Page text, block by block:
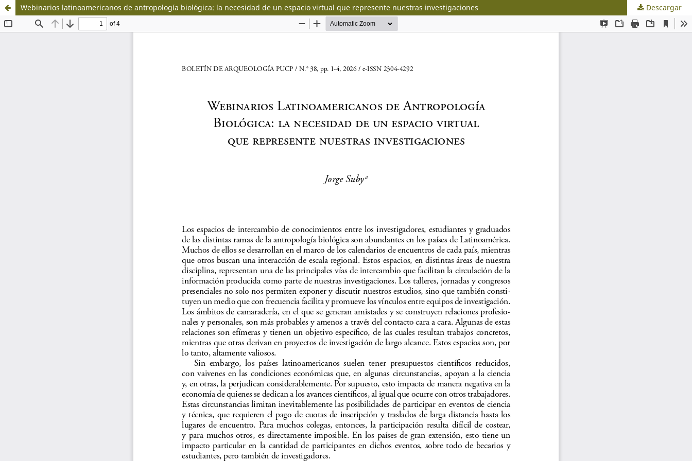
Webinarios latinoamericanos de antropología biológica: la necesidad de un espacio virtual que represente nuestras investigaciones Descargar